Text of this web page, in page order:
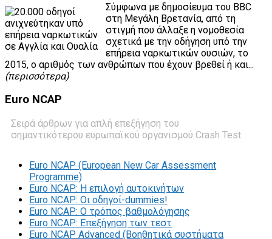
Σύμφωνα με δημοσίευμα του BBC
στη Μεγάλη Βρετανία, από τη
στιγμή που άλλαξε η νομοθεσία
σχετικά με την οδήγηση υπό την
επήρεια ναρκωτικών ουσιών, το
2015, ο αριθμός των ανθρώπων που έχουν βρεθεί ή και...
(περισσότερα)
Euro NCAP
Σειρά άρθρων για απλή επεξήγηση του
σημαντικότερου ευρωπαϊκού οργανισμού Crash Test
Euro NCAP (European New Car Assessment
Programme)
Euro NCAP: Η επιλογή αυτοκινήτων
Euro NCAP: Οι οδηγοί-dummies!
Euro NCAP: O τρόπος βαθμολόγησης
Euro NCAP: Επεξήγηση των τεστ
Euro NCAP Advanced (Βοηθητικά συστήματα